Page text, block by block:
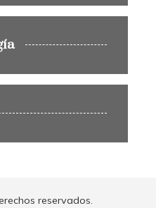
reservados.